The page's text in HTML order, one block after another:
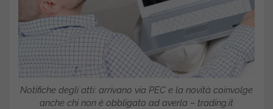
Notifiche degli atti: arrivano via PEC e la novità coinvolge
anche chi non è obbligato ad averla – trading.it